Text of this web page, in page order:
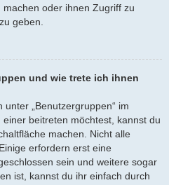
oder ihnen Zugriff zu
geben.
und wie trete ich ihnen
„Benutzergruppen“ im
beitreten möchtest, kannst du
machen. Nicht alle
erfordern erst eine
sein und weitere sogar
ist, kannst du ihr einfach durch